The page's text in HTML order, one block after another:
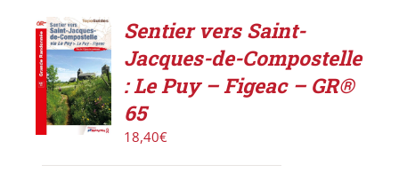
AJOUTER
AU
PANIER
/
DÉTAILS
Sentier vers Saint-
Jacques-de-Compostelle
: Le Puy – Figeac – GR®
65
18,40€